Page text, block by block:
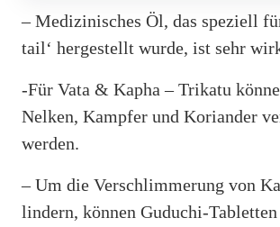
– Medizinisches Öl, das speziell
tail‘ hergestellt wurde, ist sehr
-Für Vata & Kapha – Trikatu
Nelken, Kampfer und Koriander
werden.
– Um die Verschlimmerung von
lindern, können Guduchi-Tabletten